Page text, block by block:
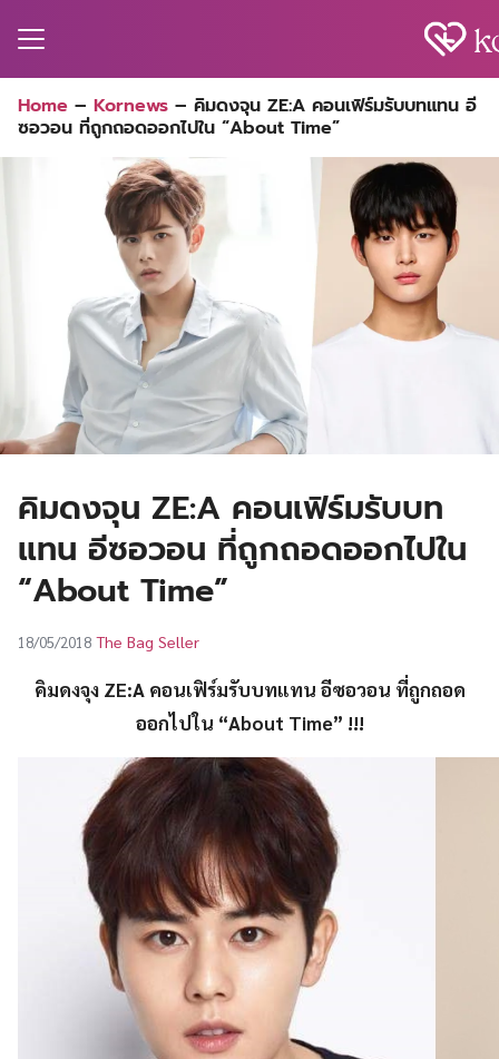
for:
Home – Kornews – คิมดงจุน ZE:A คอนเฟิร์มรับบทแทน อี
ซอวอน ที่ถูกถอดออกไปใน “About Time”
คิมดงจุน ZE:A คอนเฟิร์มรับบท
แทน อีซอวอน ที่ถูกถอดออกไปใน
“About Time”
18/05/2018 The Bag Seller
คิมดงจุง ZE:A คอนเฟิร์มรับบทแทน อีซอวอน ที่ถูกถอด
ออกไปใน “About Time” !!!